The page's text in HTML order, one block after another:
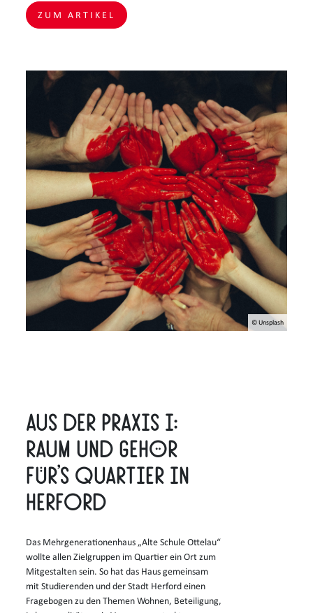
ZUM ARTIKEL
© Unsplash
Aus der Praxis I:
Raum und Gehör
für’s Quartier in
Herford
Das Mehrgenerationenhaus „Alte Schule Ottelau“
wollte allen Zielgruppen im Quartier ein Ort zum
Mitgestalten sein. So hat das Haus gemeinsam
mit Studierenden und der Stadt Herford einen
Fragebogen zu den Themen Wohnen, Beteiligung,